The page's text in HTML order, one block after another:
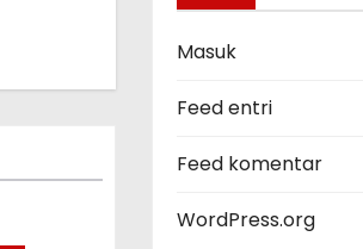
o
r
Masuk
Feed entri
Feed komentar
WordPress.org